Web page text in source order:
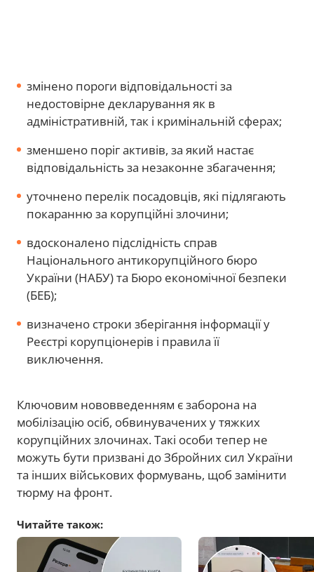
змінено пороги відповідальності за
недостовірне декларування як в
адміністративній, так і кримінальній сферах;
зменшено поріг активів, за який настає
відповідальність за незаконне збагачення;
уточнено перелік посадовців, які підлягають
покаранню за корупційні злочини;
вдосконалено підслідність справ
Національного антикорупційного бюро
України (НАБУ) та Бюро економічної безпеки
(БЕБ);
визначено строки зберігання інформації у
Реєстрі корупціонерів і правила її
виключення.
Ключовим нововведенням є заборона на
мобілізацію осіб, обвинувачених у тяжких
корупційних злочинах. Такі особи тепер не
можуть бути призвані до Збройних сил України
та інших військових формувань, щоб замінити
тюрму на фронт.
Читайте також: